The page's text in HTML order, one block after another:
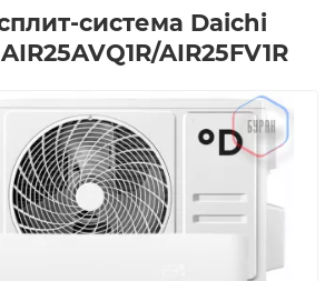
система Daichi
AIR25FV1R